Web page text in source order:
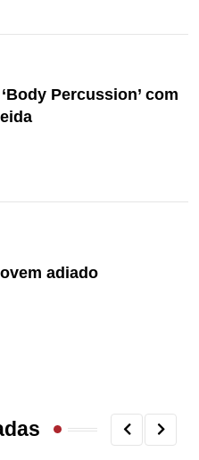
Percussion’ com
adiado